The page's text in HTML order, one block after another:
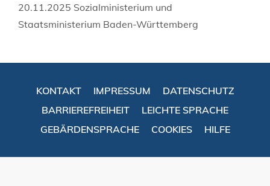
20.11.2025 Sozialministerium und
Staatsministerium Baden-Württemberg
KONTAKT IMPRESSUM
DATENSCHUTZ
BARRIEREFREIHEIT
LEICHTE SPRACHE
GEBÄRDENSPRACHE
COOKIES HILFE